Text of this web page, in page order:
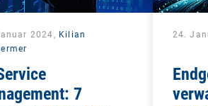
2024, Kilian
7
24.